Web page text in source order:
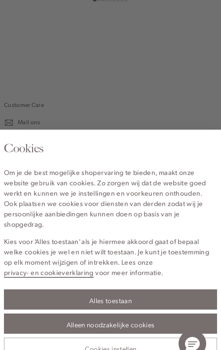
Customer Care
Mail ons
020 - 3412 670
Service
Wij zijn Cotton Club
Topcategorieën voor jou
Privacy- en cookieverklaringAlgemene Voorwaarden
© 2026 Cotton Club Alle Rechten Voorbehouden
Cookies
Om je de best mogelijke shopervaring te bieden, maakt onze
website gebruik van cookies. Zo zorgen wij dat de website goed
werkt en kunnen we je instellingen en voorkeuren onthouden.
Ook plaatsen we cookies voor diensten van derden zodat wij je
persoonlijke aanbiedingen kunnen doen op basis van je
shopgedrag.
Kies voor 'Alles toestaan' als je hiermee akkoord gaat of bepaal
welke cookies je wel en niet wilt toestaan. Je kunt je toestemming
op elk moment wijzigen of intrekken. Lees onze
privacy- en cookieverklaring voor meer informatie.
Alles toestaan
Alleen noodzakelijke cookies